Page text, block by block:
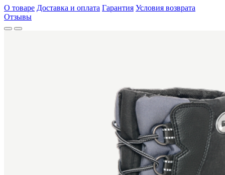
О товаре Доставка и оплата Гарантия Условия возврата
Отзывы